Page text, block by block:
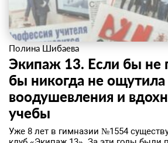
Полина Шибаева
​Экипаж 13. Если бы не
бы никогда не ощутила
воодушевления и
учебы
Уже 8 лет в гимназии №1554